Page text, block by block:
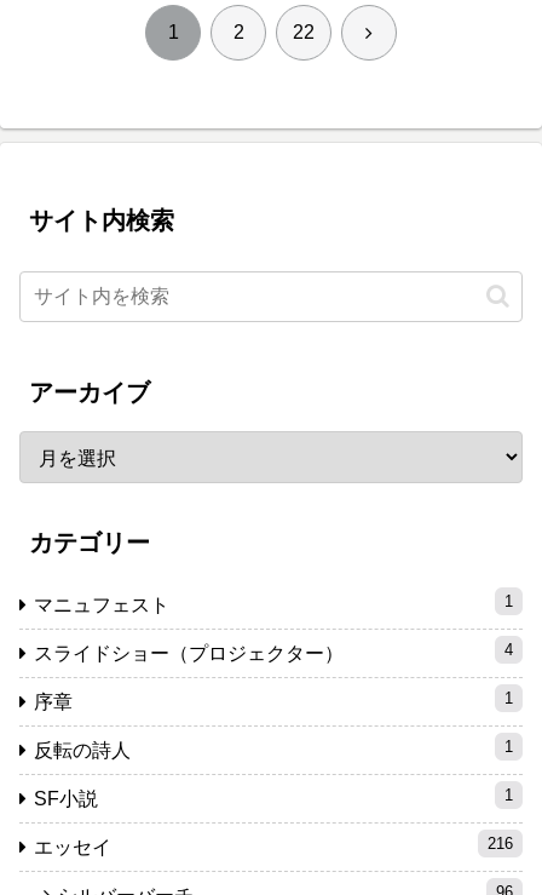
1 2 22 次
サイト内検索
アーカイブ
カテゴリー
マニュフェスト 1
スライドショー（プロジェクター） 4
序章 1
反転の詩人 1
SF小説 1
エッセイ 216